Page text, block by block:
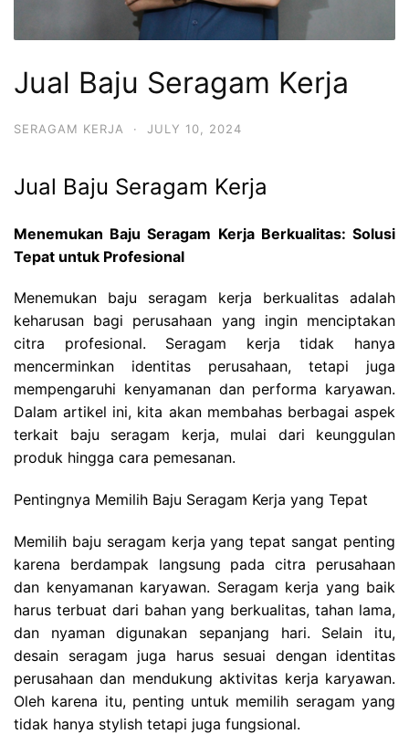
Jual Baju Seragam Kerja
SERAGAM KERJA · JULY 10, 2024
Jual Baju Seragam Kerja
Menemukan Baju Seragam Kerja Berkualitas: Solusi
Tepat untuk Profesional
Menemukan baju seragam kerja berkualitas adalah
keharusan bagi perusahaan yang ingin menciptakan
citra profesional. Seragam kerja tidak hanya
mencerminkan identitas perusahaan, tetapi juga
mempengaruhi kenyamanan dan performa karyawan.
Dalam artikel ini, kita akan membahas berbagai aspek
terkait baju seragam kerja, mulai dari keunggulan
produk hingga cara pemesanan.
Pentingnya Memilih Baju Seragam Kerja yang Tepat
Memilih baju seragam kerja yang tepat sangat penting
karena berdampak langsung pada citra perusahaan
dan kenyamanan karyawan. Seragam kerja yang baik
harus terbuat dari bahan yang berkualitas, tahan lama,
dan nyaman digunakan sepanjang hari. Selain itu,
desain seragam juga harus sesuai dengan identitas
perusahaan dan mendukung aktivitas kerja karyawan.
Oleh karena itu, penting untuk memilih seragam yang
tidak hanya stylish tetapi juga fungsional.